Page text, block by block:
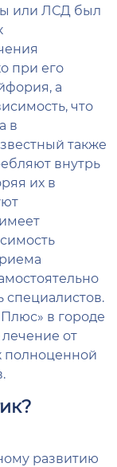
или ЛСД был
при его
а
что
в
также
внутрь
их в
в городе
от
полноценной
развитию